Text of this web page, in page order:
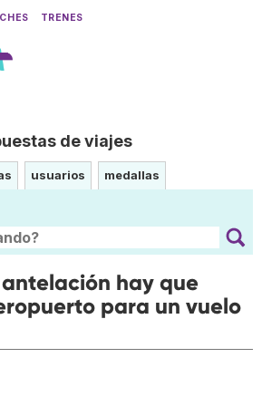
TRENES
de viajes
usuarios medallas
hay que
para un vuelo